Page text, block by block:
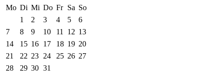
Mo Di Mi Do Fr Sa So
1
2 3 4 5
6
7
8 9 10 11 12 13
14
15 16 17 18 19 20
21
22 23 24 25 26 27
28
29 30 31